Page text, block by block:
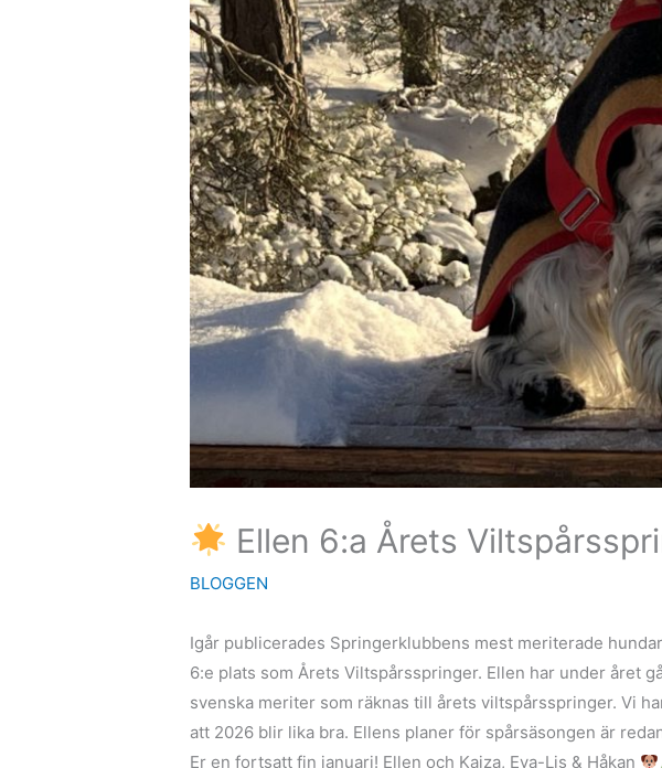
Ellen 6:a Årets
BLOGGEN
Igår publicerades Springerklubbens mest meriterade
6:e plats som Årets Viltspårsspringer. Ellen har under året
svenska meriter som räknas till årets viltspårsspringer. Vi
att 2026 blir lika bra. Ellens planer för spårsäsongen är
Er en fortsatt fin januari! Ellen och Kaiza, Eva-Lis & Håkan